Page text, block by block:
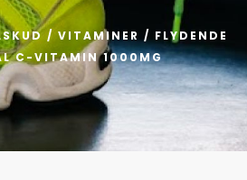
/ VITAMINER / FLYDENDE
C-VITAMIN 1000MG